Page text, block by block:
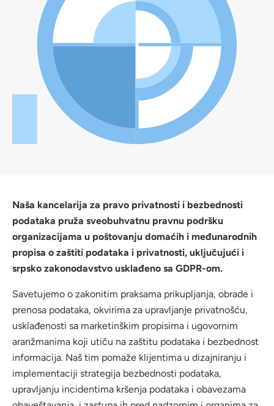
Naša kancelarija za pravo privatnosti i bezbednosti
podataka pruža sveobuhvatnu pravnu podršku
organizacijama u poštovanju domaćih i međunarodnih
propisa o zaštiti podataka i privatnosti, uključujući i
srpsko zakonodavstvo usklađeno sa GDPR-om.
Savetujemo o zakonitim praksama prikupljanja, obrade i
prenosa podataka, okvirima za upravljanje privatnošću,
usklađenosti sa marketinškim propisima i ugovornim
aranžmanima koji utiču na zaštitu podataka i bezbednost
informacija. Naš tim pomaže klijentima u dizajniranju i
implementaciji strategija bezbednosti podataka,
upravljanju incidentima kršenja podataka i obavezama